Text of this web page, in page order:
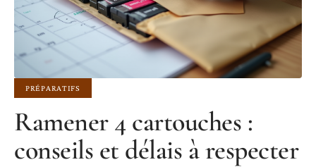
PRÉPARATIFS
Ramener 4 cartouches :
conseils et délais à respecter